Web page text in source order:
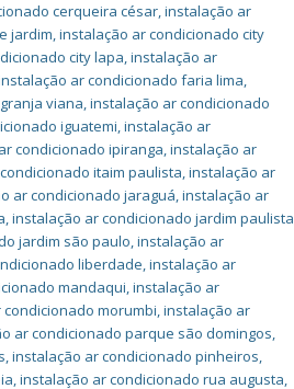
cerqueira césar,instalação ar
jardim,instalação ar condicionado city
city lapa,instalação ar
ar condicionado faria lima,
viana,instalação ar condicionado
iguatemi,instalação ar
condicionado ipiranga,instalação ar
itaim paulista,instalação ar
ar condicionado jaraguá,instalação ar
,instalação ar condicionado jardim paulista
jardim são paulo,instalação ar
liberdade,instalação ar
mandaqui,instalação ar
morumbi,instalação ar
ar condicionado parque são domingos,
,instalação ar condicionado pinheiros,
,instalação ar condicionado rua augusta,